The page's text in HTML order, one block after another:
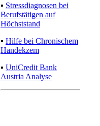
▪ Stressdiagnosen bei
Berufstätigen auf
Höchststand
▪ Hilfe bei Chronischem
Handekzem
▪ UniCredit Bank
Austria Analyse